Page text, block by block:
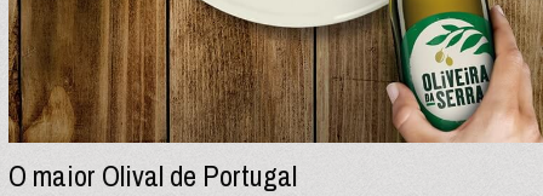
O maior Olival de Portugal